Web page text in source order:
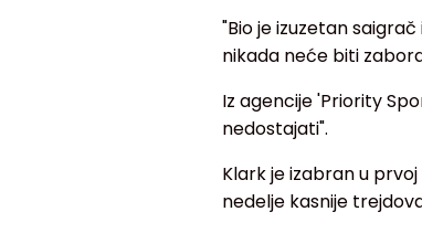
"Bio je izuzetan
nikada neće biti
Iz agencije 'Priority
nedostajati".
Klark je izabran u
nedelje kasnije